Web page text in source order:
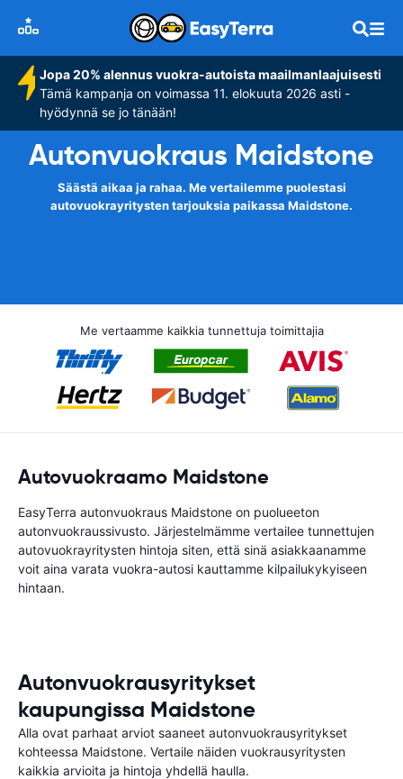
Jopa 20% alennus vuokra-autoista maailmanlaajuisesti
Tämä kampanja on voimassa 11. elokuuta 2026 asti -
hyödynnä se jo tänään!
Autonvuokraus Maidstone
Säästä aikaa ja rahaa. Me vertailemme puolestasi
autovuokrayritysten tarjouksia paikassa Maidstone.
Me vertaamme kaikkia tunnettuja toimittajia
Autovuokraamo Maidstone
EasyTerra autonvuokraus Maidstone on puolueeton
autonvuokraussivusto. Järjestelmämme vertailee tunnettujen
autovuokrayritysten hintoja siten, että sinä asiakkaanamme
voit aina varata vuokra-autosi kauttamme kilpailukykyiseen
hintaan.
Autonvuokrausyritykset
kaupungissa Maidstone
Alla ovat parhaat arviot saaneet autonvuokrausyritykset
kohteessa Maidstone. Vertaile näiden vuokrausyritysten
kaikkia arvioita ja hintoja yhdellä haulla.